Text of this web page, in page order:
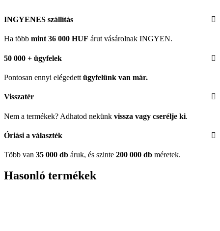
INGYENES szállítás
Ha több mint 36 000 HUF árut vásárolnak INGYEN.
50 000 + ügyfelek
Pontosan ennyi elégedett ügyfelünk van már.
Visszatér
Nem a termékek? Adhatod nekünk vissza vagy cserélje ki.
Óriási a választék
Több van 35 000 db áruk, és szinte 200 000 db méretek.
Hasonló termékek